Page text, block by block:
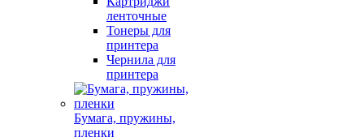
ленточные
Тонеры для
принтера
Чернила для
принтера
Бумага, пружины,
пленки